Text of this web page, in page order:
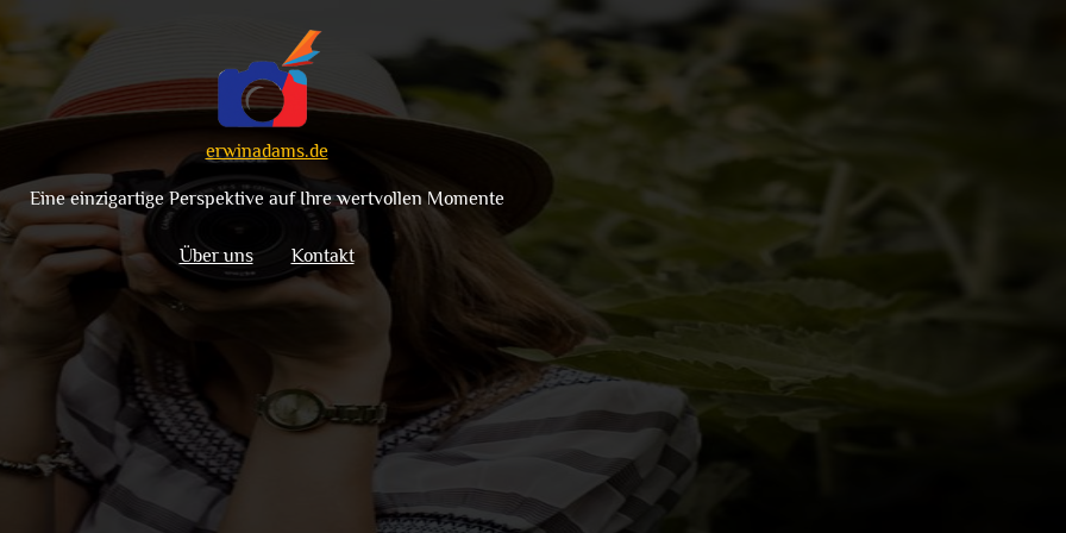
erwinadams.de
Eine einzigartige Perspektive auf Ihre wertvollen Momente
Über uns Kontakt